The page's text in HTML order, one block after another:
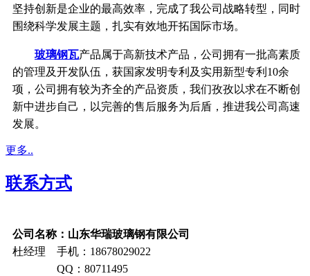
坚持创新是企业的最高效率，完成了我公司战略转型，同时
围绕科学发展主题，扎实有效地开拓国际市场。
玻璃钢瓦产品属于高新技术产品，公司拥有一批高素质
的管理及开发队伍，获国家发明专利及实用新型专利10余
项，公司拥有较为齐全的产品资质，我们孜孜以求在不断创
新中进步自己，以完善的售后服务为后盾，推进我公司高速
发展。
更多..
联系方式
公司名称：山东华瑞玻璃钢有限公司
杜经理 手机：18678029022
QQ：80711495